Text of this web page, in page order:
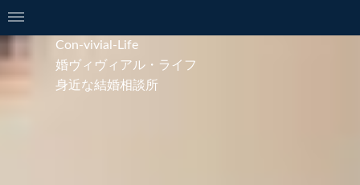
Con-vivial-Life
婚ヴィヴィアル・ライフ
身近な結婚相談所